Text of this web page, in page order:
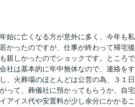
始に亡くなる方が意外に多く、今年も
かったのですが、仕事が終わって帰宅
親しかったのでショックです。ところ
社は基本的に年中無休なので、連絡を
、火葬場のほとんどは公営の為、３１
って、葬儀社に預かってもらうか、自
イアイス代や安置料が少し余分にかかる